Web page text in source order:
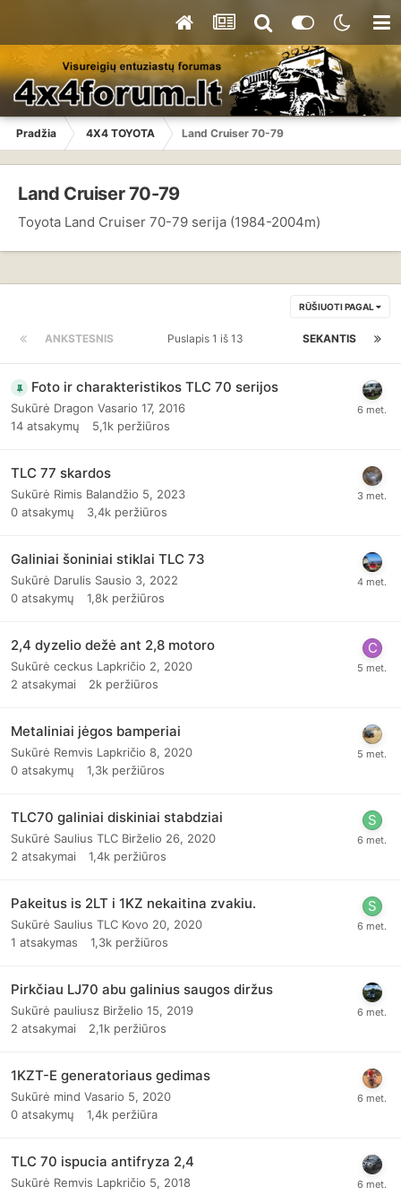
Pradžia 4X4 TOYOTA Land Cruiser 70-79
Land Cruiser 70-79
Toyota Land Cruiser 70-79 serija (1984-2004m)
RŪŠIUOTI PAGAL
ANKSTESNIS SEKANTIS
Puslapis 1 iš 13
Foto ir charakteristikos TLC 70 serijos
Sukūrė Dragon Vasario 17, 2016
14 atsakymų 5,1k peržiūros
TLC 77 skardos
Sukūrė Rimis Balandžio 5, 2023
0 atsakymų 3,4k peržiūros
Galiniai šoniniai stiklai TLC 73
Sukūrė Darulis Sausio 3, 2022
0 atsakymų 1,8k peržiūros
2,4 dyzelio dežė ant 2,8 motoro
Sukūrė ceckus Lapkričio 2, 2020
2 atsakymai 2k peržiūros
Metaliniai jėgos bamperiai
Sukūrė Remvis Lapkričio 8, 2020
0 atsakymų 1,3k peržiūros
TLC70 galiniai diskiniai stabdziai
Sukūrė Saulius TLC Birželio 26, 2020
2 atsakymai 1,4k peržiūros
Pakeitus is 2LT i 1KZ nekaitina zvakiu.
Sukūrė Saulius TLC Kovo 20, 2020
1 atsakymas 1,3k peržiūros
Pirkčiau LJ70 abu galinius saugos diržus
Sukūrė pauliusz Birželio 15, 2019
2 atsakymai 2,1k peržiūros
1KZT-E generatoriaus gedimas
Sukūrė mind Vasario 5, 2020
0 atsakymų 1,4k peržiūra
TLC 70 ispucia antifryza 2,4
Sukūrė Remvis Lapkričio 5, 2018